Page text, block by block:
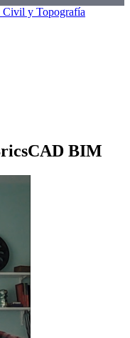
Civil y Topografía
BIM